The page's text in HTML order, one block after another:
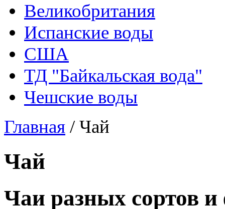
Великобритания
Испанские воды
США
ТД "Байкальская вода"
Чешские воды
Главная /Чай
Чай
Чаи разных сортов и